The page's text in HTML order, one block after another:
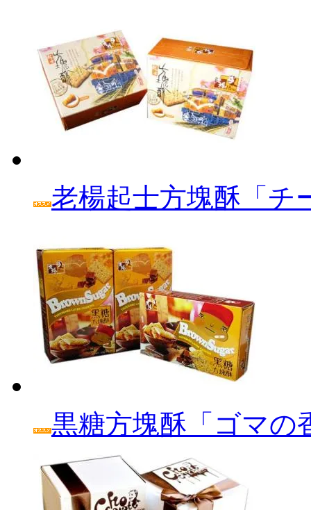
老楊起士方塊酥「チ
黒糖方塊酥「ゴマの